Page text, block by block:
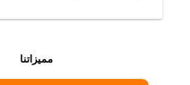
مميزاتنا